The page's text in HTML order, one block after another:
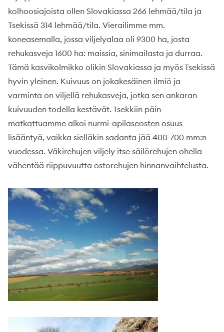
kolhoosiajoista ollen Slovakiassa 266 lehmää/tila ja
Tsekissä 314 lehmää/tila. Vierailimme mm.
koneasemalla, jossa viljelyalaa oli 9300 ha, josta
rehukasveja 1600 ha: maissia, sinimailasta ja durraa.
Tämä kasvikolmikko olikin Slovakiassa ja myös Tsekissä
hyvin yleinen. Kuivuus on jokakesäinen ilmiö ja
varminta on viljellä rehukasveja, jotka sen ankaran
kuivuuden todella kestävät. Tsekkiin päin
matkattuamme alkoi nurmi-apilaseosten osuus
lisääntyä, vaikka sielläkin sadanta jää 400-700 mm:n
vuodessa. Väkirehujen viljely itse säilörehujen ohella
vähentää riippuvuutta ostorehujen hinnanvaihtelusta.